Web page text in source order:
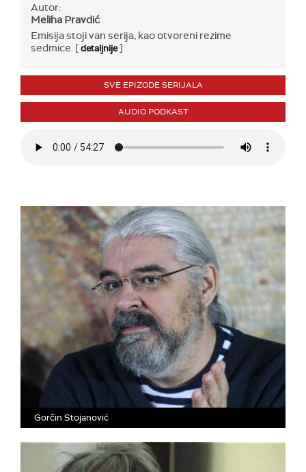
Autor:
Meliha Pravdić
Emisija stoji van serija, kao otvoreni rezime
sedmice. [detaljnije]
SVE EPIZODE SERIJALA
AUDIO PODKAST
Gorčin Stojanović